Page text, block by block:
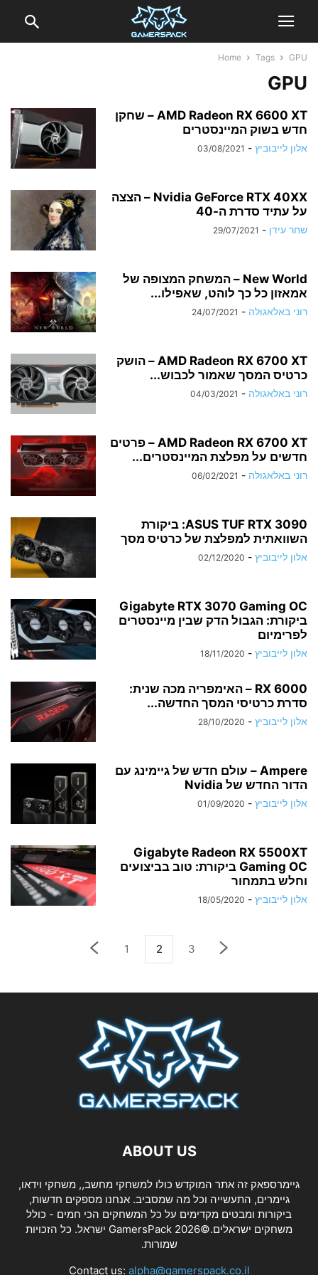
Home Tags GPU
GPU
AMD Radeon RX 6600 XT – שחקן
חדש בשוק המיינסטרים
אלון לייבוביץ -
03/08/2021
Nvidia GeForce RTX 40XX – הצצה
על עתיד סדרת ה-40
שחר עידן -
29/07/2021
New World – המשחק המצופה של
אמאזון כל כך לוהט, שאפילו...
רוני באלאגולה -
24/07/2021
AMD Radeon RX 6700 XT – הושק
כרטיס המסך שאמור לכבוש...
רוני באלאגולה -
04/03/2021
AMD Radeon RX 6700 XT – פרטים
חדשים על מפלצת המיינסטרים...
רוני באלאגולה -
06/02/2021
ASUS TUF RTX 3090: ביקורת
השוואתית למפלצת של כרטיס מסך
אלון לייבוביץ -
02/12/2020
Gigabyte RTX 3070 Gaming OC
ביקורת: הגבול הדק שבין מיינסטרים
לפרימיום
אלון לייבוביץ -
18/11/2020
RX 6000 – האימפריה מכה שנית:
סדרת כרטיסי המסך החדשה...
אלון לייבוביץ -
28/10/2020
Ampere – עולם חדש של גיימינג עם
הדור החדש של Nvidia
אלון לייבוביץ -
01/09/2020
Gigabyte Radeon RX 5500XT
Gaming OC ביקורת: טוב בביצועים
וחלש בתמחור
אלון לייבוביץ -
18/05/2020
1 2 3
ABOUT US
גיימרספאק זה אתר המוקדש כולו למשחקי מחשב,, משחקי וידאו,
גיימרים, התעשייה וכל מה שמסביב. אנחנו מספקים חדשות,
ביקורות ומבטים מקדימים על כל המשחקים הכי חמים - כולל
משחקים ישראלים.©2026 GamersPack ישראל. כל הזכויות
שמורות.
Contact us: alpha@gamerspack.co.il